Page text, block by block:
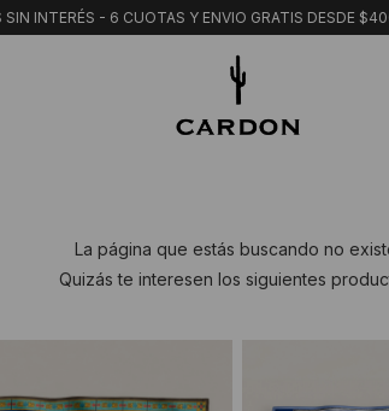
SIN INTERÉS - 6 CUOTAS Y ENVIO GRATIS DESDE
La página que estás buscando no
Quizás te interesen los siguientes